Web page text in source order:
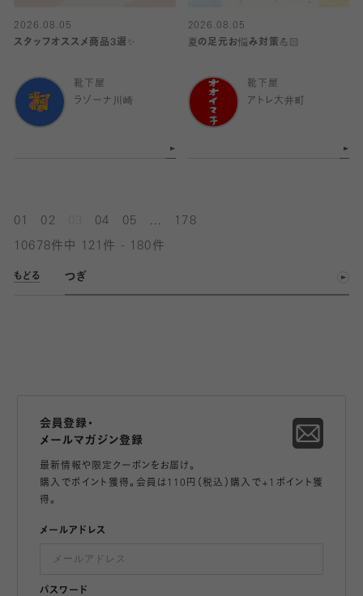
2026.08.05
スタッフオススメ商品3選✨
靴下屋
ラゾーナ川崎
2026.08.05
夏の足元お悩み対策💪🏻
靴下屋
アトレ大井町
01 02 04 05 178
10678件中 121件 - 180件
もどる つぎ
会員登録・
メールマガジン登録
最新情報や限定クーポンをお届け。
購入でポイント獲得。会員は110円（税込）購入で+1ポイント獲
得。
メールアドレス
パスワード